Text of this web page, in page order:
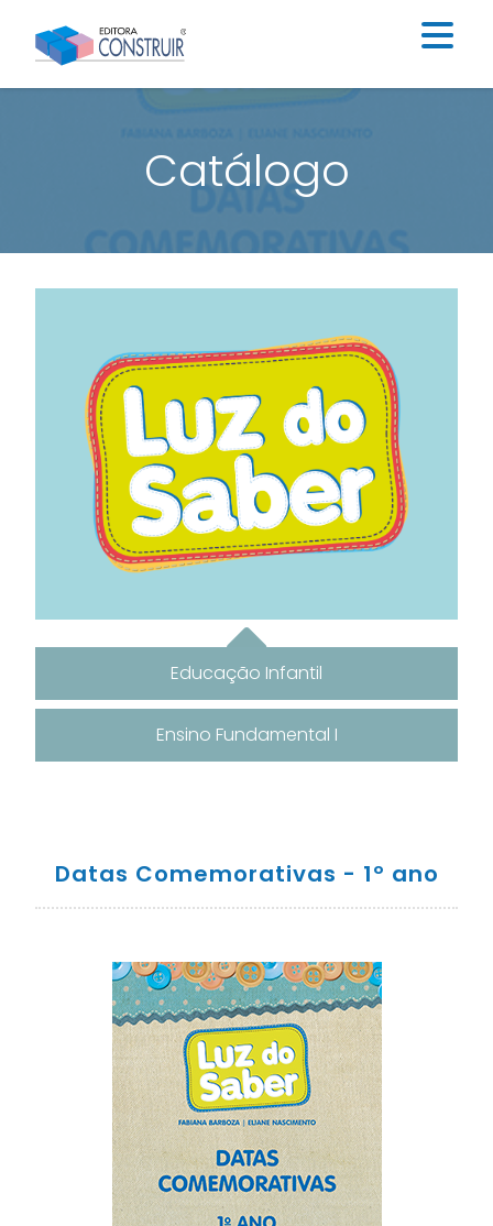
Institucional
Catálogo
Educação Infantil
Ensino Fundamental I
Blog
Contato
Construir Digital
Catálogo
Educação Infantil
Ensino Fundamental I
Datas Comemorativas - 1º ano